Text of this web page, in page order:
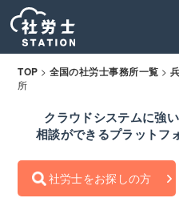
TOP > 全国の社労士事務所一覧 >
所
クラウドシステムに強
相談ができるプラットフ
社労士をお探しの方